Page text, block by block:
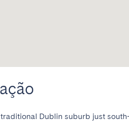
Dublin suburb just